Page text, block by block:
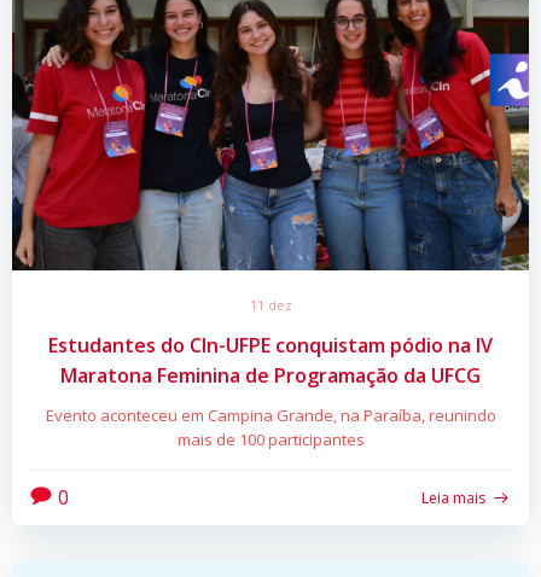
11 dez
Estudantes do CIn-UFPE conquistam pódio na IV
Maratona Feminina de Programação da UFCG
Evento aconteceu em Campina Grande, na Paraíba, reunindo
mais de 100 participantes
0 Leia mais